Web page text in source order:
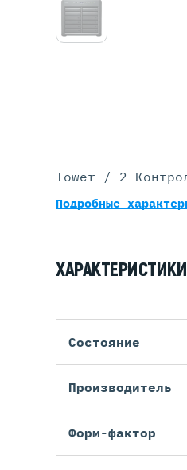
Tower / 2
Подробные
Состояние
Производитель
Форм-фактор